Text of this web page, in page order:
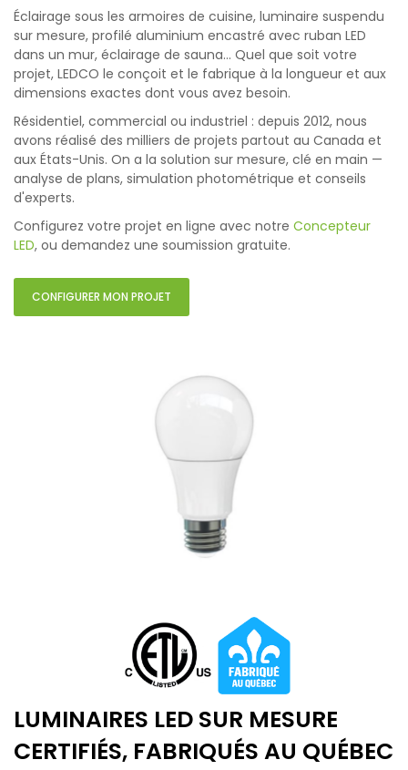
Éclairage sous les armoires de cuisine, luminaire suspendu
sur mesure, profilé aluminium encastré avec ruban LED
dans un mur, éclairage de sauna… Quel que soit votre
projet, LEDCO le conçoit et le fabrique à la longueur et aux
dimensions exactes dont vous avez besoin.
Résidentiel, commercial ou industriel : depuis 2012, nous
avons réalisé des milliers de projets partout au Canada et
aux États-Unis. On a la solution sur mesure, clé en main —
analyse de plans, simulation photométrique et conseils
d'experts.
Configurez votre projet en ligne avec notre Concepteur
LED, ou demandez une soumission gratuite.
CONFIGURER MON PROJET
LUMINAIRES LED SUR MESURE
CERTIFIÉS, FABRIQUÉS AU QUÉBEC